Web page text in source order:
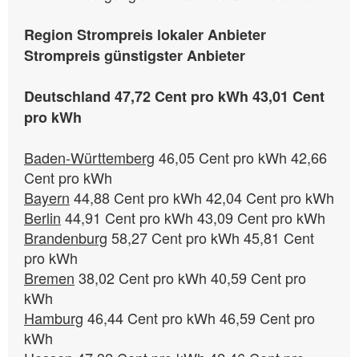
Region Strompreis lokaler Anbieter
Strompreis günstigster Anbieter
Deutschland 47,72 Cent pro kWh 43,01 Cent
pro kWh
Baden-Württemberg 46,05 Cent pro kWh 42,66
Bayern
Berlin
Brandenburg 58,27 Cent pro kWh 45,81 Cent
Bremen 38,02 Cent pro kWh 40,59 Cent pro
Hamburg 46,44 Cent pro kWh 46,59 Cent pro